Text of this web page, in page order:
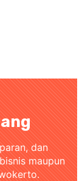
dan
maupun